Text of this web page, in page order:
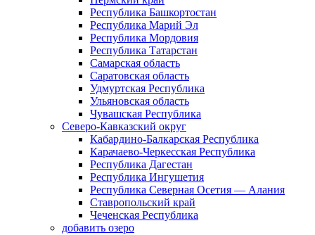
Республика Башкортостан
Республика Марий Эл
Республика Мордовия
Республика Татарстан
Самарская область
Саратовская область
Удмуртская Республика
Ульяновская область
Чувашская Республика
Северо-Кавказский округ
Кабардино-Балкарская Республика
Карачаево-Черкесская Республика
Республика Дагестан
Республика Ингушетия
Республика Северная Осетия — Алания
Ставропольский край
Чеченская Республика
добавить озеро